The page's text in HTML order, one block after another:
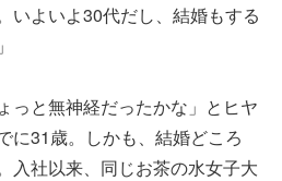
いよいよ30代だし、結婚もする
っと無神経だったかな」とヒヤ
に31歳。しかも、結婚どころ
入社以来、同じお茶の水女子大